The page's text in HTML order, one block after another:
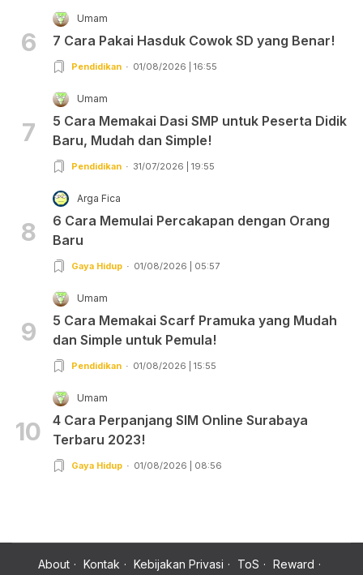
6
Umam
7 Cara Pakai Hasduk Cowok SD yang Benar!
Pendidikan 01/08/2026 | 16:55
7
Umam
5 Cara Memakai Dasi SMP untuk Peserta Didik
Baru, Mudah dan Simple!
Pendidikan 31/07/2026 | 19:55
8
Arga Fica
6 Cara Memulai Percakapan dengan Orang
Baru
Gaya Hidup 01/08/2026 | 05:57
9
Umam
5 Cara Memakai Scarf Pramuka yang Mudah
dan Simple untuk Pemula!
Pendidikan 01/08/2026 | 15:55
10
Umam
4 Cara Perpanjang SIM Online Surabaya
Terbaru 2023!
Gaya Hidup 01/08/2026 | 08:56
About Kontak Kebijakan Privasi ToS
Reward